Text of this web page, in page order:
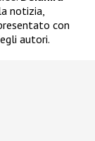
notizia,
con
autori.